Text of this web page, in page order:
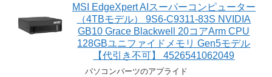
MSI EdgeXpert AIスーパーコンピューター
（4TBモデル） 9S6-C9311-83S NVIDIA
GB10 Grace Blackwell 20コアArm CPU
128GBユニファイドメモリ Gen5モデル
【代引き不可】 4526541062049
パソコンパーツのアプライド